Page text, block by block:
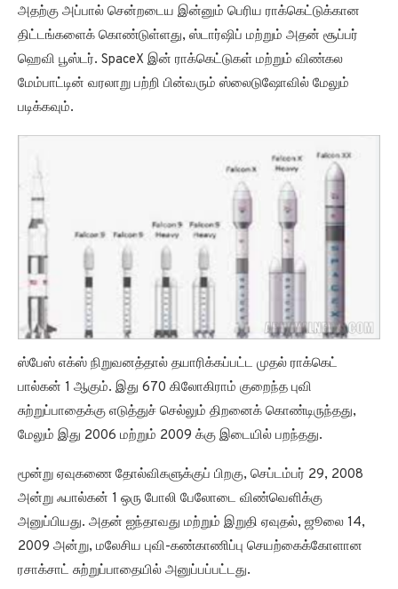
அதற்கு அப்பால் சென்றடைய இன்னும் பெரிய ராக்கெட்டுக்கான
திட்டங்களைக் கொண்டுள்ளது, ஸ்டார்ஷிப் மற்றும் அதன் சூப்பர்
ஹெவி பூஸ்டர். SpaceX இன் ராக்கெட்டுகள் மற்றும் விண்கல
மேம்பாட்டின் வரலாறு பற்றி பின்வரும் ஸ்லைடுஷோவில் மேலும்
படிக்கவும்.
ஸ்பேஸ் எக்ஸ் நிறுவனத்தால் தயாரிக்கப்பட்ட முதல் ராக்கெட்
பால்கன் 1 ஆகும். இது 670 கிலோகிராம் குறைந்த புவி
சுற்றுப்பாதைக்கு எடுத்துச் செல்லும் திறனைக் கொண்டிருந்தது,
மேலும் இது 2006 மற்றும் 2009 க்கு இடையில் பறந்தது.
மூன்று ஏவுகணை தோல்விகளுக்குப் பிறகு, செப்டம்பர் 29, 2008
அன்று ஃபால்கன் 1 ஒரு போலி பேலோடை விண்வெளிக்கு
அனுப்பியது. அதன் ஐந்தாவது மற்றும் இறுதி ஏவுதல், ஜூலை 14,
2009 அன்று, மலேசிய புவி-கண்காணிப்பு செயற்கைக்கோளான
ரசாக்சாட் சுற்றுப்பாதையில் அனுப்பப்பட்டது.